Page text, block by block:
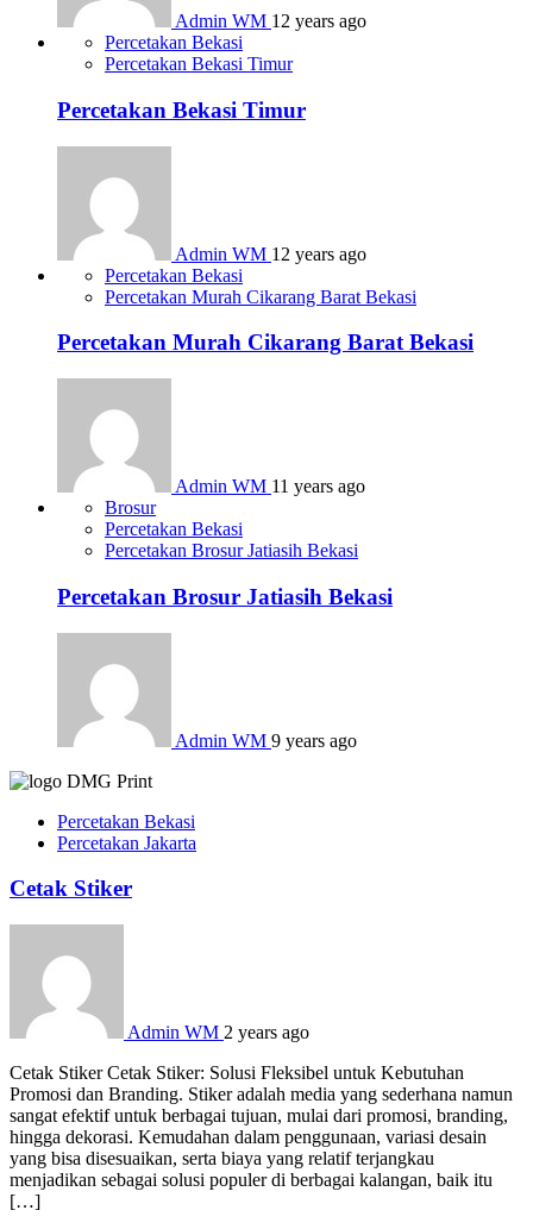
Admin WM 12 years ago
Percetakan Bekasi
Percetakan Bekasi Timur
Percetakan Bekasi Timur
Admin WM 12 years ago
Percetakan Bekasi
Percetakan Murah Cikarang Barat Bekasi
Percetakan Murah Cikarang Barat Bekasi
Admin WM 11 years ago
Brosur
Percetakan Bekasi
Percetakan Brosur Jatiasih Bekasi
Percetakan Brosur Jatiasih Bekasi
Admin WM 9 years ago
Percetakan Bekasi
Percetakan Jakarta
Cetak Stiker
Admin WM 2 years ago
Cetak Stiker Cetak Stiker: Solusi Fleksibel untuk Kebutuhan
Promosi dan Branding. Stiker adalah media yang sederhana namun
sangat efektif untuk berbagai tujuan, mulai dari promosi, branding,
hingga dekorasi. Kemudahan dalam penggunaan, variasi desain
yang bisa disesuaikan, serta biaya yang relatif terjangkau
menjadikan sebagai solusi populer di berbagai kalangan, baik itu
[…]